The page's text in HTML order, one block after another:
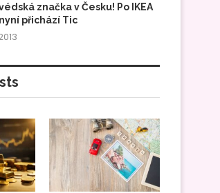
značka v Česku! Po IKEA
přichází Tic